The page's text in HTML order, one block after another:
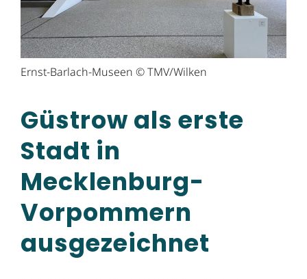
Ernst-Barlach-Museen © TMV/Wilken
Güstrow als erste
Stadt in
Mecklenburg-
Vorpommern
ausgezeichnet